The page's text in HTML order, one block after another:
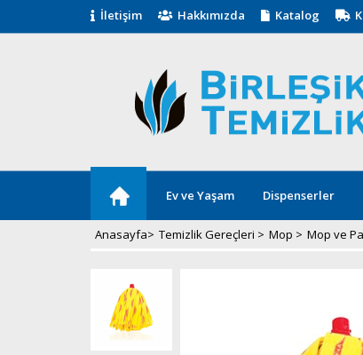
İletişim Hakkımızda Katalog
Ev ve Yaşam Dispenserler
Anasayfa> Temizlik Gereçleri > Mop > Mop ve